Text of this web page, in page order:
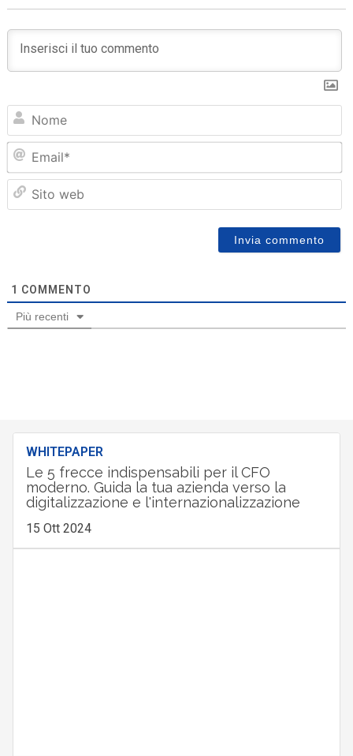
1 COMMENTO
Più recenti
WHITEPAPER
Le 5 frecce indispensabili per il CFO
moderno. Guida la tua azienda verso la
digitalizzazione e l'internazionalizzazione
15 Ott 2024